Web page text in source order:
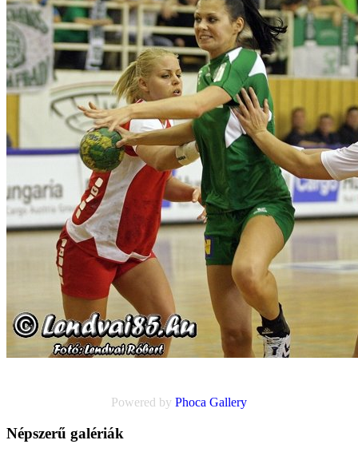
Powered by Phoca Gallery
Népszerű galériák